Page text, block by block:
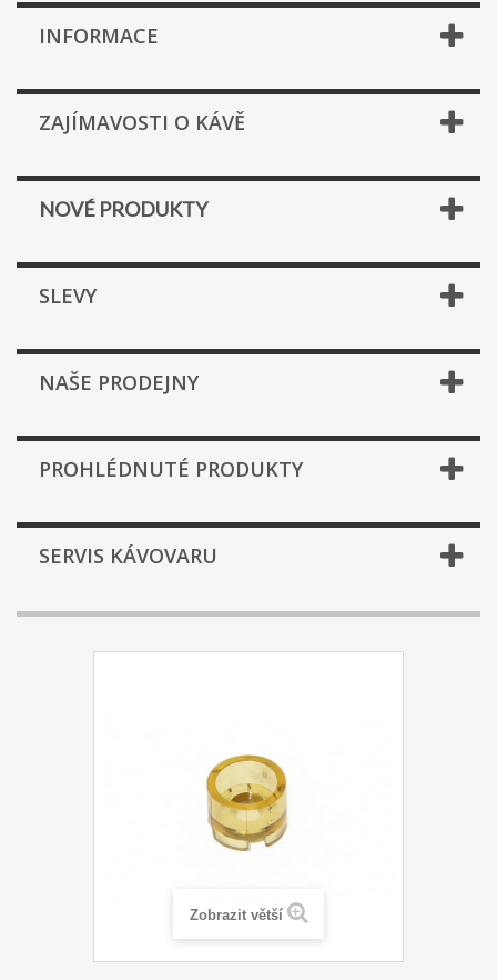
INFORMACE
ZAJÍMAVOSTI O KÁVĚ
NOVÉ PRODUKTY
SLEVY
NAŠE PRODEJNY
PROHLÉDNUTÉ PRODUKTY
SERVIS KÁVOVARU
Zobrazit větší